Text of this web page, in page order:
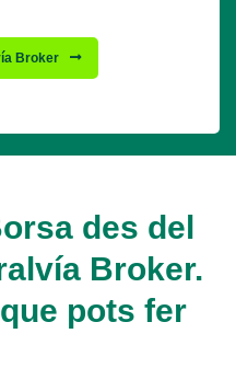
Broker
des del
Broker.
pots fer